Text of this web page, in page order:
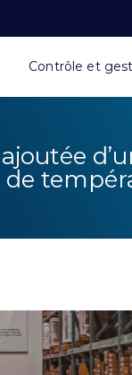
Contrôle et
de